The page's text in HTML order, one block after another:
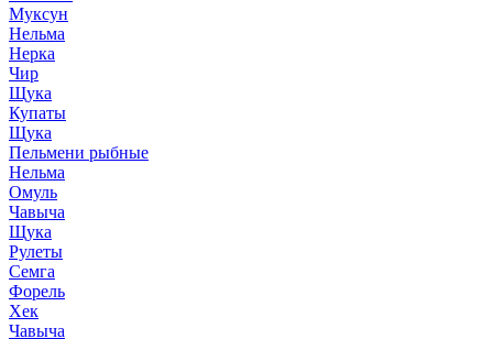
Муксун
Нельма
Нерка
Чир
Щука
Купаты
Щука
Пельмени рыбные
Нельма
Омуль
Чавыча
Щука
Рулеты
Семга
Форель
Хек
Чавыча